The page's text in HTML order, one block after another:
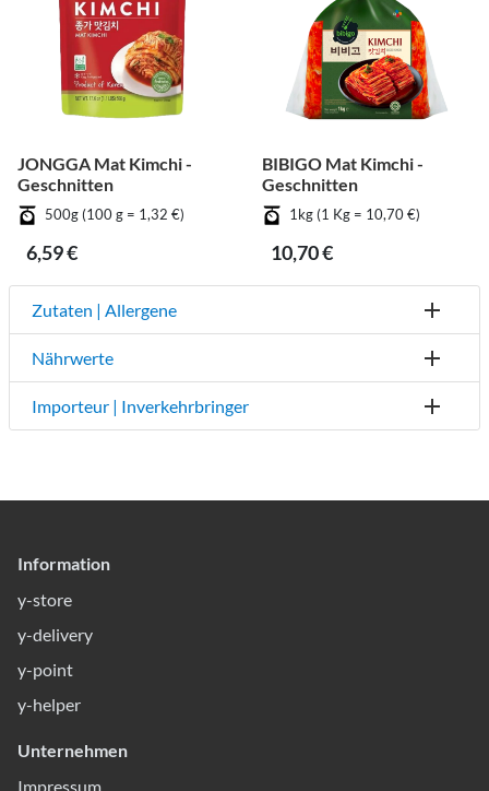
JONGGA Mat Kimchi -
Geschnitten
500g (100 g = 1,32 €)
6,59 €
BIBIGO Mat Kimchi -
Geschnitten
1kg (1 Kg = 10,70 €)
10,70 €
Zutaten | Allergene
Nährwerte
Importeur | Inverkehrbringer
Information
y-store
y-delivery
y-point
y-helper
Unternehmen
Impressum